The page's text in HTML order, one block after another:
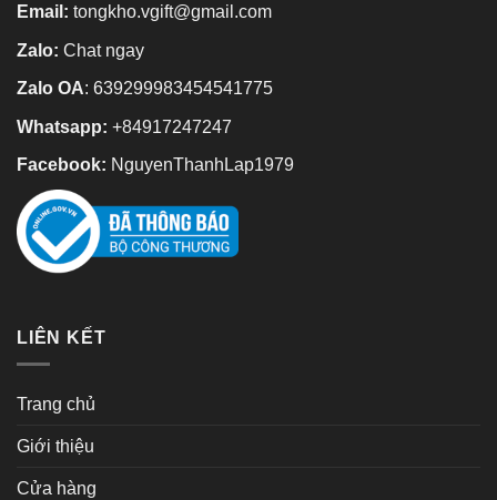
Email: tongkho.vgift@gmail.com
Zalo: Chat ngay
Zalo OA: 639299983454541775
Whatsapp: +84917247247
Facebook: NguyenThanhLap1979
LIÊN KẾT
Trang chủ
Giới thiệu
Cửa hàng